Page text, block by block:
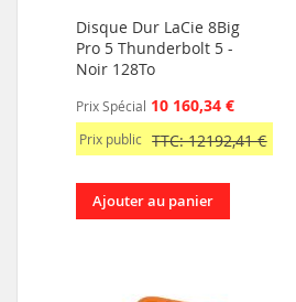
Disque Dur LaCie 8Big
Pro 5 Thunderbolt 5 -
Noir 128To
Prix Spécial 10 160,34 €
Prix public TTC: 12192,41 €
Ajouter au panier